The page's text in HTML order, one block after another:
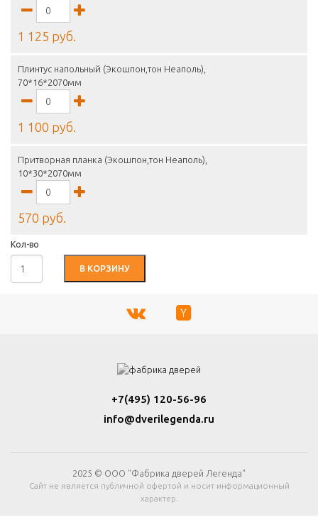
1 125 руб.
Плинтус напольный (Экошпон,тон Неаполь),
70*16*2070мм
1 100 руб.
Притворная планка (Экошпон,тон Неаполь),
10*30*2070мм
570 руб.
Кол-во
В КОРЗИНУ
+7(495) 120-56-96
info@dverilegenda.ru
2025 © ООО "Фабрика дверей Легенда"
Сайт не является публичной офертой и носит информационный
характер.